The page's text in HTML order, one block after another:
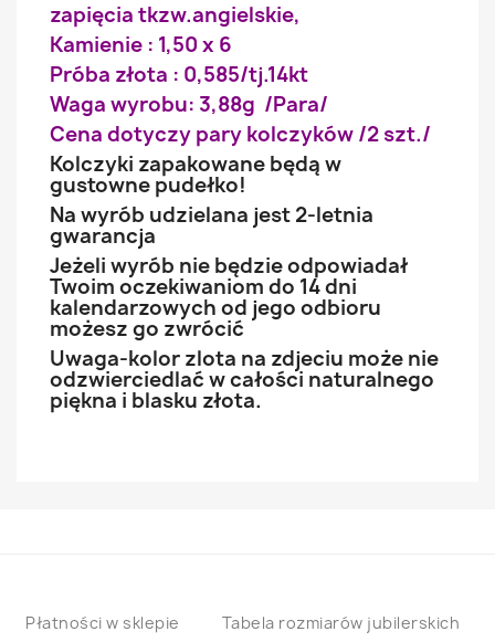
zapięcia tkzw.angielskie,
Kamienie : 1,50 x 6
Próba złota : 0,585/tj.14kt
Waga wyrobu: 3,88g /Para/
Cena dotyczy pary kolczyków /2 szt./
Kolczyki zapakowane będą w
gustowne pudełko!
Na wyrób udzielana jest 2-letnia
gwarancja
Jeżeli wyrób nie będzie odpowiadał
Twoim oczekiwaniom do 14 dni
kalendarzowych od jego odbioru
możesz go zwrócić
Uwaga-kolor zlota na zdjeciu może nie
odzwierciedlać w całości naturalnego
piękna i blasku złota.
Płatności w sklepie
Tabela rozmiarów jubilerskich